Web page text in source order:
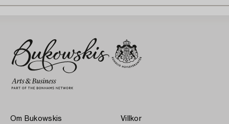
Om Bukowskis Villkor